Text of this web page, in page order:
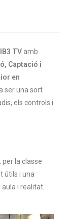
IB3 TV amb
Captació i
en
ser una sort
els controls i
la classe
útils i una
i realitat.